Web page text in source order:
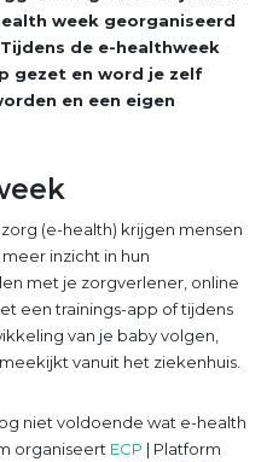
week georganiseerd
de e-healthweek
gezet en word je zelf
en een eigen
(e-health) krijgen mensen
inzicht in hun
met je zorgverlener, online
een trainings-app of tijdens
van je baby volgen,
vanuit het ziekenhuis.
niet voldoende wat e-health
organiseert ECP | Platform